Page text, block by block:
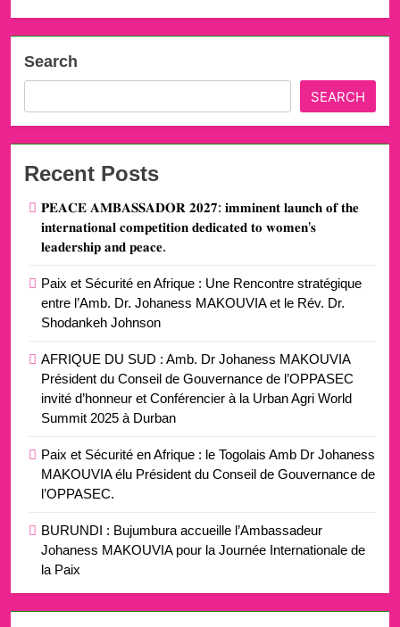
Search
SEARCH
Recent Posts
𝐏𝐄𝐀𝐂𝐄 𝐀𝐌𝐁𝐀𝐒𝐒𝐀𝐃𝐎𝐑 𝟐𝟎𝟐𝟕: 𝐢𝐦𝐦𝐢𝐧𝐞𝐧𝐭 𝐥𝐚𝐮𝐧𝐜𝐡 𝐨𝐟 𝐭𝐡𝐞
𝐢𝐧𝐭𝐞𝐫𝐧𝐚𝐭𝐢𝐨𝐧𝐚𝐥 𝐜𝐨𝐦𝐩𝐞𝐭𝐢𝐭𝐢𝐨𝐧 𝐝𝐞𝐝𝐢𝐜𝐚𝐭𝐞𝐝 𝐭𝐨 𝐰𝐨𝐦𝐞𝐧’𝐬
𝐥𝐞𝐚𝐝𝐞𝐫𝐬𝐡𝐢𝐩 𝐚𝐧𝐝 𝐩𝐞𝐚𝐜𝐞.
Paix et Sécurité en Afrique : Une Rencontre stratégique
entre l’Amb. Dr. Johaness MAKOUVIA et le Rév. Dr.
Shodankeh Johnson
AFRIQUE DU SUD : Amb. Dr Johaness MAKOUVIA
Président du Conseil de Gouvernance de l’OPPASEC
invité d’honneur et Conférencier à la Urban Agri World
Summit 2025 à Durban
Paix et Sécurité en Afrique : le Togolais Amb Dr Johaness
MAKOUVIA élu Président du Conseil de Gouvernance de
l’OPPASEC.
BURUNDI : Bujumbura accueille l’Ambassadeur
Johaness MAKOUVIA pour la Journée Internationale de
la Paix